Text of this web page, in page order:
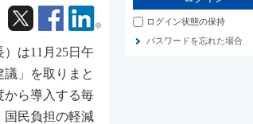
Twitter Facebook Linkedin
は11月25日午
」を取りまと
から導入する毎
国民負担の軽減
ログイン状態の保持
パスワードを忘れた場合